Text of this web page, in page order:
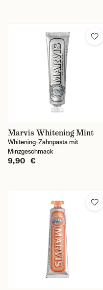
Marvis Whitening Mint
Whitening-Zahnpasta mit
Minzgeschmack
9,90 €